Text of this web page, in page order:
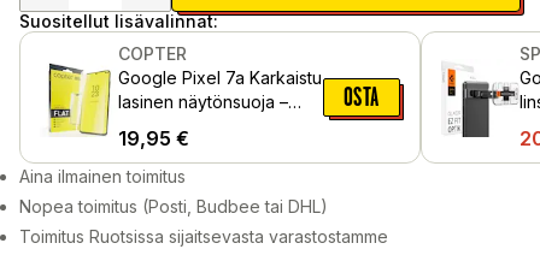
Suositellut lisävalinnat:
COPTER
Google Pixel 7a Karkaistu
lasinen näytönsuoja –
19,95 €
OSTA
Aina ilmainen toimitus
Nopea toimitus (Posti, Budbee tai DHL)
Toimitus Ruotsissa sijaitsevasta varastostamme